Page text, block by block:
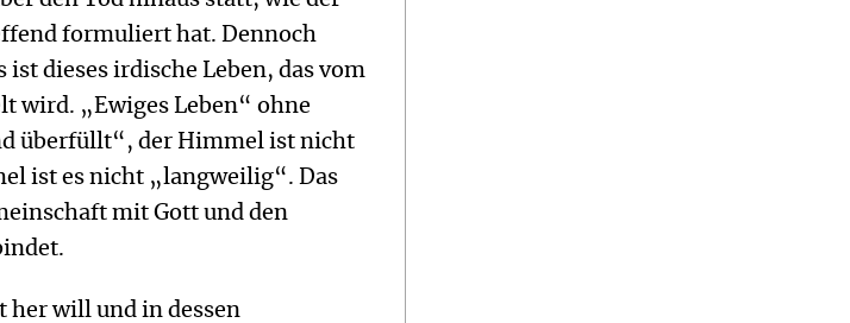
formuliert hat. Dennoch
dieses irdische Leben, das vom
wird. „Ewiges Leben“ ohne
überfüllt“, der Himmel ist nicht
ist es nicht „langweilig“. Das
mit Gott und den
her will und in dessen